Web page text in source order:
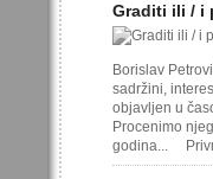
Graditi ili / i
Borislav
sadržini,
objavljen u
Procenimo
godina...